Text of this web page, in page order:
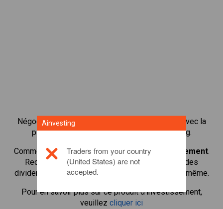
Négocier plus de 1 000 actions internationales avec la
plateforme de négociation CFD de Ainvesting.
Commencer à négocier les CFD enHeidelbergCement.
Recevoir des cotes en temps réel et recevoir des
dividendes comme si vous déteniez l'action elle-même.
Pour en savoir plus sur ce produit d'investissement,
veuillez cliquer ici
Ainvesting
Traders from your country
(United States) are not
accepted.